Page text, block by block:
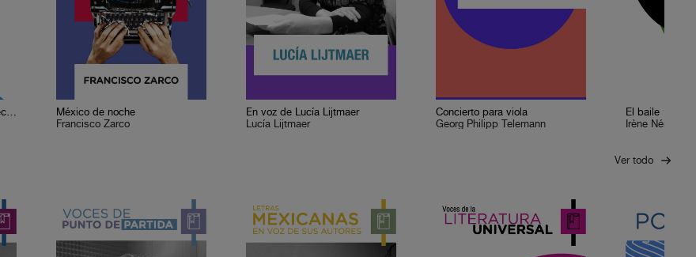
Cervantes o la crítica de la lectura
México de noche
Francisco Zarco
En voz de Lucía Lijtmaer
Lucía Lijtmaer
Concierto para viola
Georg Philipp Telemann
El baile
Irène
Ver todo